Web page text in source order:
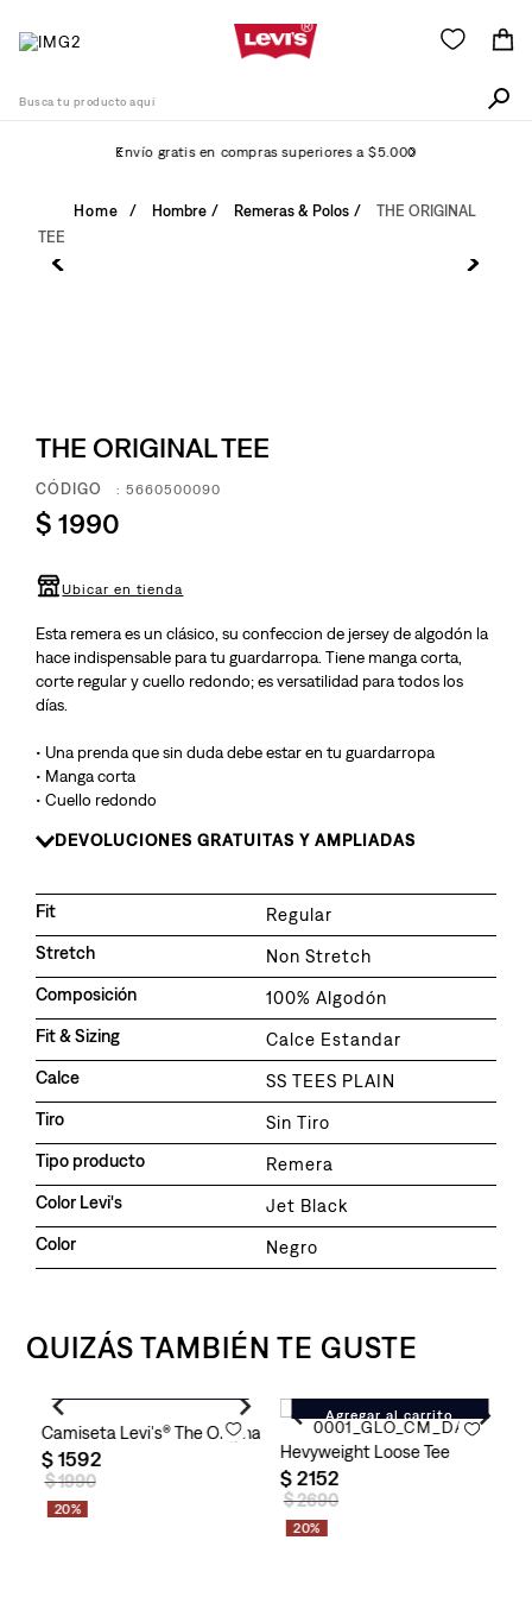
Envío gratis en compras superiores a $5.000
Hombre Remeras & Polos
THE ORIGINAL
TEE
THE ORIGINAL TEE
:5660500090
$ 1990
Ubicar en tienda
Esta remera es un clásico, su confeccion de jersey de algodón la
hace indispensable para tu guardarropa. Tiene manga corta,
corte regular y cuello redondo; es versatilidad para todos los
días.
• Una prenda que sin duda debe estar en tu guardarropa
• Manga corta
• Cuello redondo
DEVOLUCIONES GRATUITAS Y AMPLIADAS
Fit
Regular
Stretch
Non Stretch
Composición
100% Algodón
Fit & Sizing
Calce Estandar
Calce
SS TEES PLAIN
Tiro
Sin Tiro
Tipo producto
Remera
Color Levi's
Jet Black
Color
Negro
QUIZÁS TAMBIÉN TE GUSTE
Camiseta Levi's® The Original Tee para Hombre
$1592
$1990
20%
Agregar al carrito
Hevyweight Loose Tee
$2152
$2690
20%
Términos Más Buscados
726
. campera
. baggy
10.